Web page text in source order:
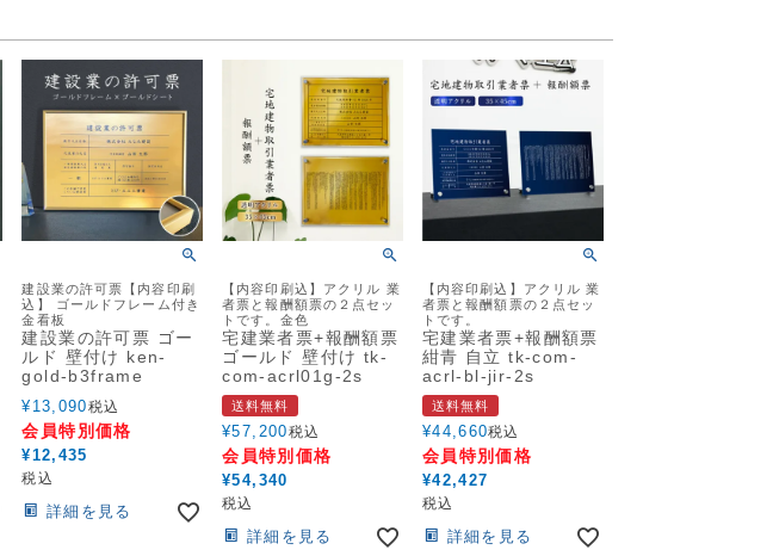
建設業の許可票【内容印刷
込】 ゴールドフレーム付き
金看板
建設業の許可票 ゴー
ルド 壁付け ken-
gold-b3frame
¥ 13,090税込
会員特別価格
¥12,435
税込
詳細を見る
【内容印刷込】アクリル 業
者票と報酬額票の２点セッ
トです。金色
宅建業者票+報酬額票
ゴールド 壁付け tk-
com-acrl01g-2s
送料無料
¥57,200税込
会員特別価格
¥54,340
税込
詳細を見る
【内容印刷込】アクリル 業
者票と報酬額票の２点セッ
トです。
宅建業者票+報酬額票
紺青 自立 tk-com-
acrl-bl-jir-2s
送料無料
¥44,660税込
会員特別価格
¥42,427
税込
詳細を見る